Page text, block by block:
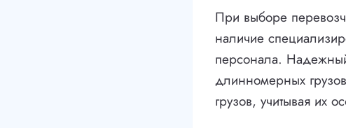
При выборе
наличие
персонала.
длинномерных грузов
грузов, учитывая их